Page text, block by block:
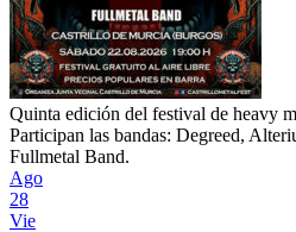
Quinta edición del festival de heavy
Participan las bandas: Degreed,
Fullmetal Band.
Ago
28
Vie